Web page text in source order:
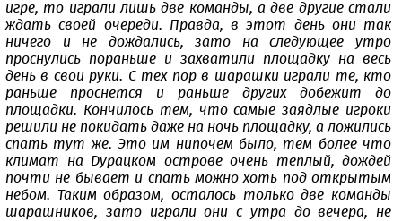
игре, то играли лишь две команды, а две другие стали
ждать своей очереди. Правда, в этот день они так
ничего и не дождались, зато на следующее утро
проснулись пораньше и захватили площадку на весь
день в свои руки. С тех пор в шарашки играли те, кто
раньше проснется и раньше других добежит до
площадки. Кончилось тем, что самые заядлые игроки
решили не покидать даже на ночь площадку, а ложились
спать тут же. Это им нипочем было, тем более что
климат на Дурацком острове очень теплый, дождей
почти не бывает и спать можно хоть под открытым
небом. Таким образом, осталось только две команды
шарашников, зато играли они с утра до вечера, не